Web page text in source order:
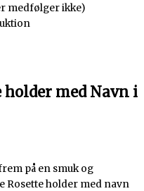
medfølger ikke)
holder med Navn i
på en smuk og
Rosette holder med navn